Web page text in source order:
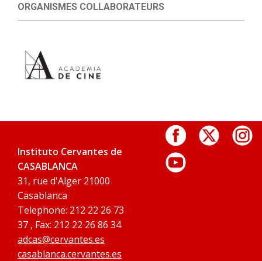
ORGANISMES COLLABORATEURS
Instituto Cervantes de
CASABLANCA
31, rue d'Alger 21000
Casablanca
Telephone: 212 22 26 73
37 , Fax: 212 22 26 86 34
adcas@cervantes.es
casablanca.cervantes.es